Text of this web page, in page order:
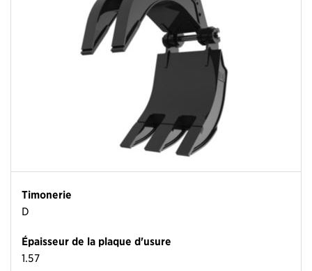
Timonerie
D
Épaisseur de la plaque d'usure
1.57